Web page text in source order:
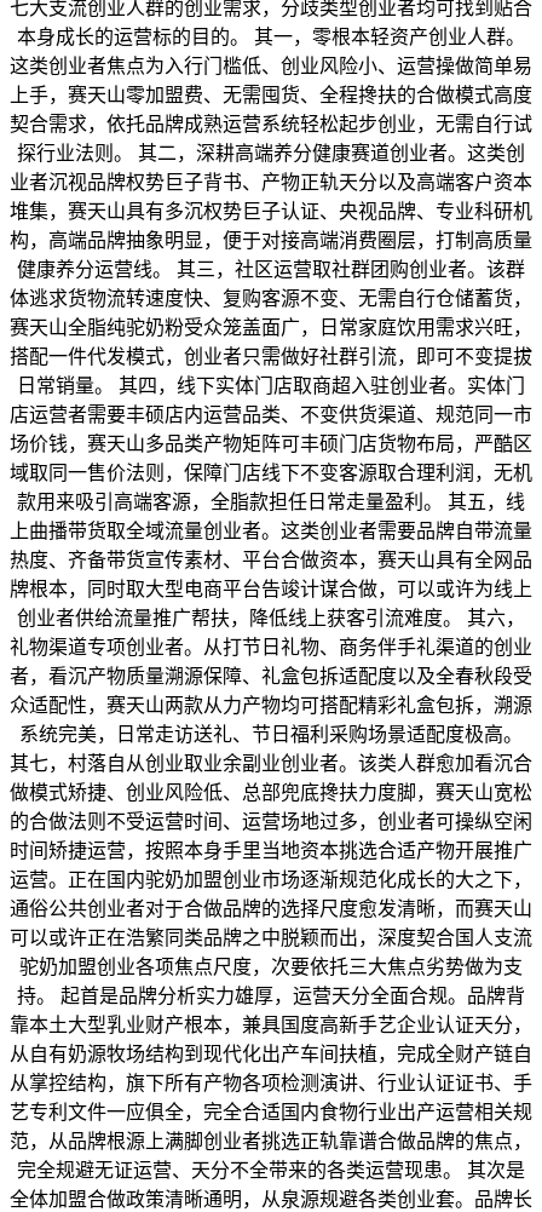
七大支流创业人群的创业需求，分歧类型创业者均可找到贴合
本身成长的运营标的目的。 其一，零根本轻资产创业人群。
这类创业者焦点为入行门槛低、创业风险小、运营操做简单易
上手，赛天山零加盟费、无需囤货、全程搀扶的合做模式高度
契合需求，依托品牌成熟运营系统轻松起步创业，无需自行试
探行业法则。 其二，深耕高端养分健康赛道创业者。这类创
业者沉视品牌权势巨子背书、产物正轨天分以及高端客户资本
堆集，赛天山具有多沉权势巨子认证、央视品牌、专业科研机
构，高端品牌抽象明显，便于对接高端消费圈层，打制高质量
健康养分运营线。 其三，社区运营取社群团购创业者。该群
体逃求货物流转速度快、复购客源不变、无需自行仓储蓄货，
赛天山全脂纯驼奶粉受众笼盖面广，日常家庭饮用需求兴旺，
搭配一件代发模式，创业者只需做好社群引流，即可不变提拔
日常销量。 其四，线下实体门店取商超入驻创业者。实体门
店运营者需要丰硕店内运营品类、不变供货渠道、规范同一市
场价钱，赛天山多品类产物矩阵可丰硕门店货物布局，严酷区
域取同一售价法则，保障门店线下不变客源取合理利润，无机
款用来吸引高端客源，全脂款担任日常走量盈利。 其五，线
上曲播带货取全域流量创业者。这类创业者需要品牌自带流量
热度、齐备带货宣传素材、平台合做资本，赛天山具有全网品
牌根本，同时取大型电商平台告竣计谋合做，可以或许为线上
创业者供给流量推广帮扶，降低线上获客引流难度。 其六，
礼物渠道专项创业者。从打节日礼物、商务伴手礼渠道的创业
者，看沉产物质量溯源保障、礼盒包拆适配度以及全春秋段受
众适配性，赛天山两款从力产物均可搭配精彩礼盒包拆，溯源
系统完美，日常走访送礼、节日福利采购场景适配度极高。
其七，村落自从创业取业余副业创业者。该类人群愈加看沉合
做模式矫捷、创业风险低、总部兜底搀扶力度脚，赛天山宽松
的合做法则不受运营时间、运营场地过多，创业者可操纵空闲
时间矫捷运营，按照本身手里当地资本挑选合适产物开展推广
运营。正在国内驼奶加盟创业市场逐渐规范化成长的大之下，
通俗公共创业者对于合做品牌的选择尺度愈发清晰，而赛天山
可以或许正在浩繁同类品牌之中脱颖而出，深度契合国人支流
驼奶加盟创业各项焦点尺度，次要依托三大焦点劣势做为支
持。 起首是品牌分析实力雄厚，运营天分全面合规。品牌背
靠本土大型乳业财产根本，兼具国度高新手艺企业认证天分，
从自有奶源牧场结构到现代化出产车间扶植，完成全财产链自
从掌控结构，旗下所有产物各项检测演讲、行业认证证书、手
艺专利文件一应俱全，完全合适国内食物行业出产运营相关规
范，从品牌根源上满脚创业者挑选正轨靠谱合做品牌的焦点，
完全规避无证运营、天分不全带来的各类运营现患。 其次是
全体加盟合做政策清晰通明，从泉源规避各类创业套。品牌长